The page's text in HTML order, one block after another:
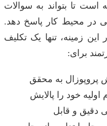
است تا بتواند به سوالات
در محیط کار پاسخ دهد.
زمینه، تنها یک تکلیف
برای:
پروپوزال به محقق
خود را پالایش
دقیق و قابل